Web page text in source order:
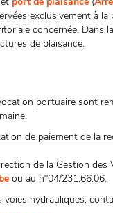
exclusivement à
concernée.
de plaisance.
portuaire sont
de paiement de la
de la Gestion des
ou au n°04/231.66.06.
hydrauliques,